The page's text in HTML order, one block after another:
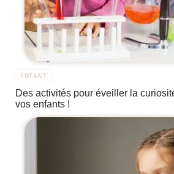
ENFANT
Des activités pour éveiller la
vos enfants !